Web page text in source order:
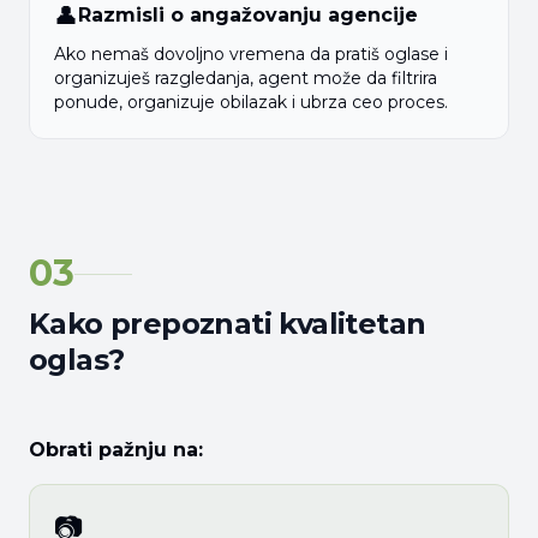
👤Razmisli o angažovanju agencije
Ako nemaš dovoljno vremena da pratiš oglase i
organizuješ razgledanja, agent može da filtrira
ponude, organizuje obilazak i ubrza ceo proces.
03
Kako prepoznati kvalitetan
oglas?
Obrati pažnju na:
📷